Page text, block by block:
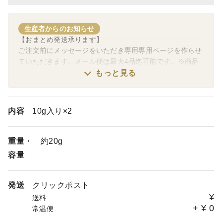
生産者からのお知らせ
【おまとめ発送承ります】
ご注文前にメッセージをいただき専用専用ページを作らせ
ていただきます。メール便は最大4品迄可能です。※商品
の種類により入る量は異なります。
もっと見る
内容 10g入り×2
重量・
容量
約20g
発送 クリックポスト
送料 ¥
常温便 + ¥ 0